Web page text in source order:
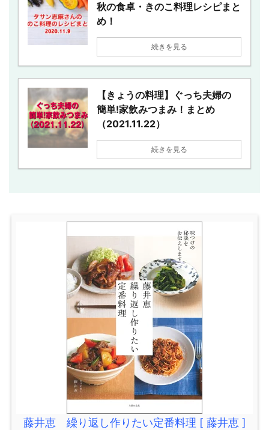
秋の食卓・きのこ料理レシピまと
め！
続きを見る
【きょうの料理】ぐっち夫婦の
簡単!家飲みつまみ！まとめ
（2021.11.22）
続きを見る
藤井恵 繰り返し作りたい定番料理 [ 藤井恵 ]